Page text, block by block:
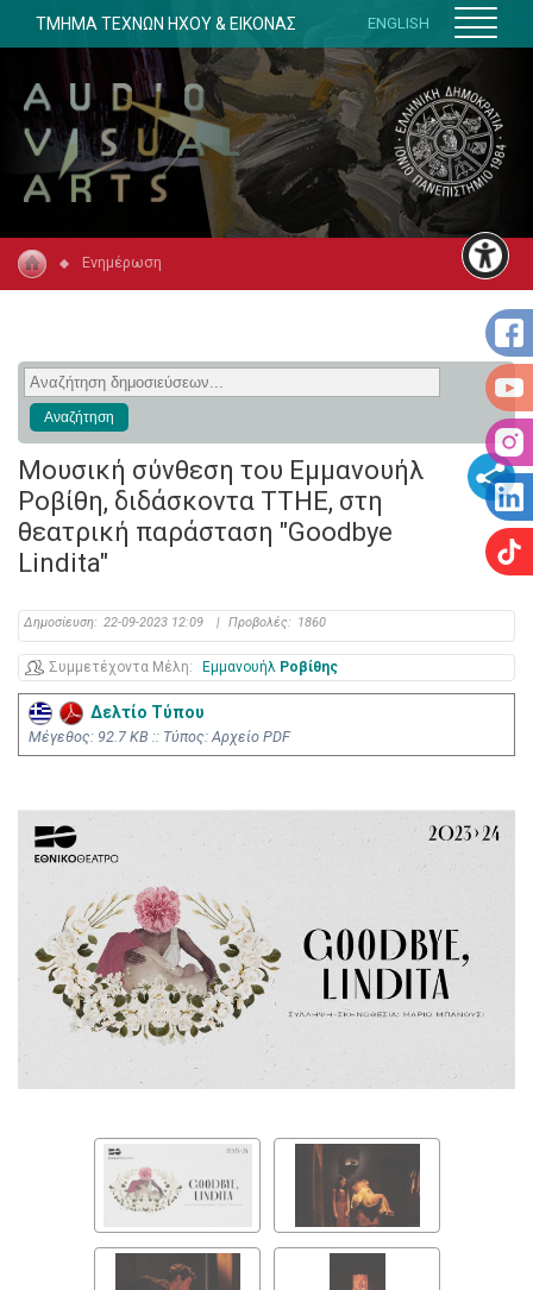
ΤΜΗΜΑ ΤΕΧΝΩΝ ΗΧΟΥ & ΕΙΚΟΝΑΣ ENGLISH
Ενημέρωση
Μουσική σύνθεση του Εμμανουήλ
Ροβίθη, διδάσκοντα ΤΤΗΕ, στη
θεατρική παράσταση "Goodbye
Lindita"
Δημοσίευση: 22-09-2023 12:09 | Προβολές: 1860
Συμμετέχοντα Μέλη Εμμανουήλ Ροβίθης
Δελτίο Τύπου
Mέγεθος: 92.7 KB :: Τύπος: Αρχείο PDF